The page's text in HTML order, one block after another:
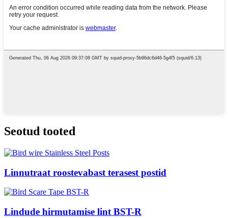
Seotud tooted
Linnutraat roostevabast terasest postid
Lindude hirmutamise lint BST-R